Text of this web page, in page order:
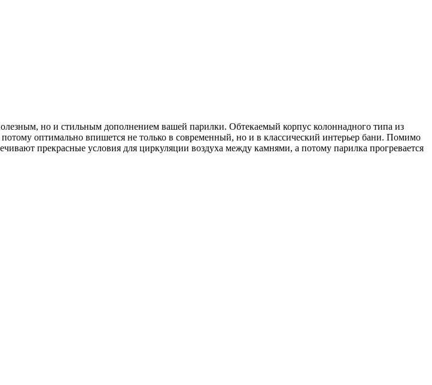
но и стильным дополнением вашей парилки. Обтекаемый корпус колоннадного типа из
оптимально впишется не только в современный, но и в классический интерьер бани. Помимо
прекрасные условия для циркуляции воздуха между камнями, а потому парилка прогревается